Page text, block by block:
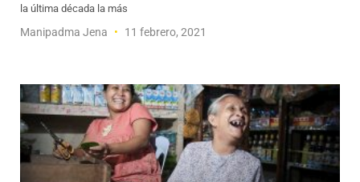
la última década la más
Manipadma Jena 11 febrero, 2021